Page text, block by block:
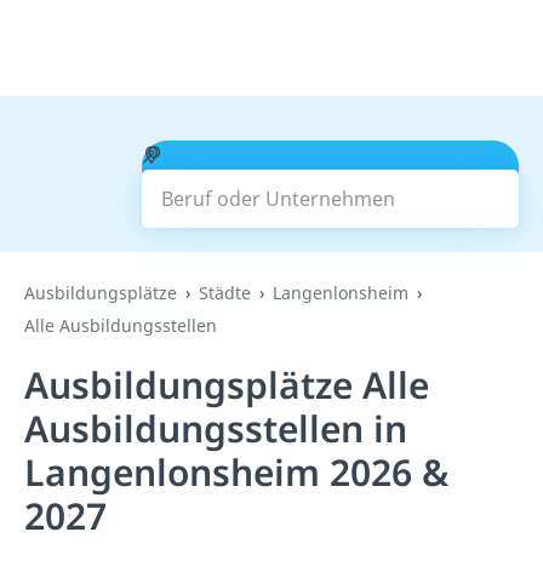
Beruf oder Unternehmen
Suchen
Ausbildungsplätze Städte
Langenlonsheim
Alle Ausbildungsstellen
Ausbildungsplätze Alle
Ausbildungsstellen in
Langenlonsheim 2026 &
2027